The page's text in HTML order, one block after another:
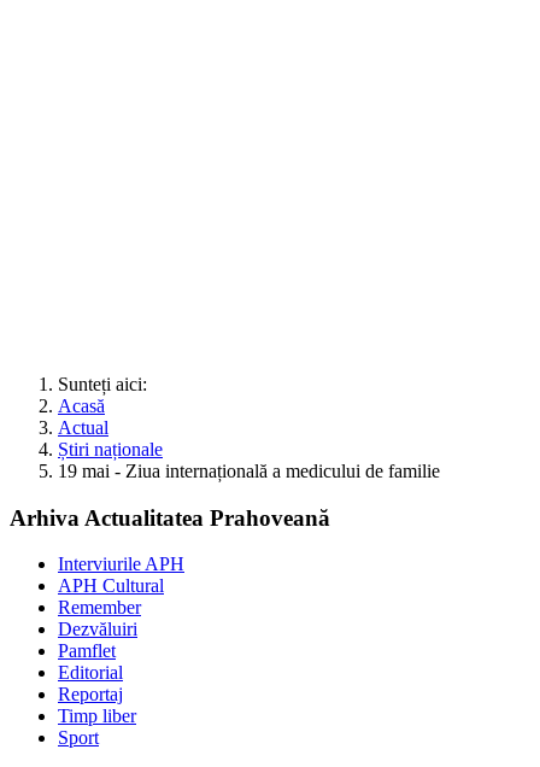
Sunteți aici:
Acasă
Actual
Știri naționale
19 mai - Ziua internațională a medicului de familie
Arhiva Actualitatea Prahoveană
Interviurile APH
APH Cultural
Remember
Dezvăluiri
Pamflet
Editorial
Reportaj
Timp liber
Sport